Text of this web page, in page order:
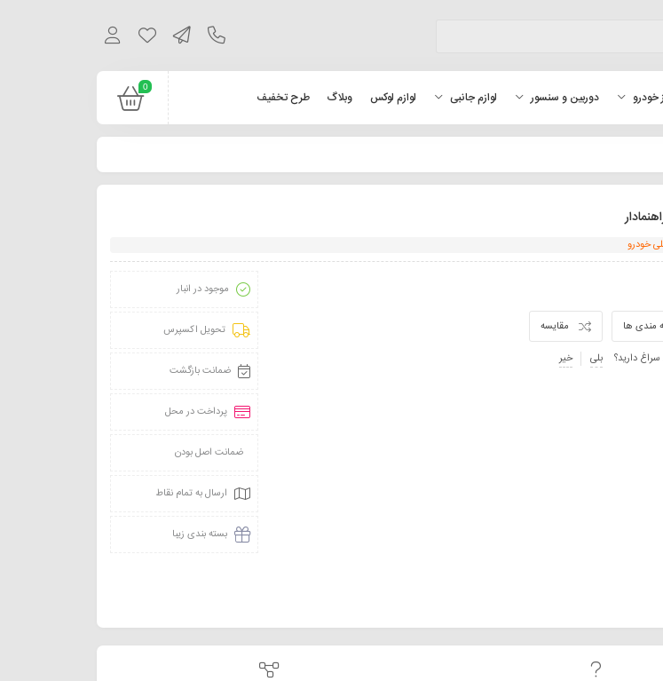
0
خودرو دوربین و سنسور لوازم جانبی لوازم لوکس وبلاگ طرح تخفیف
خودرو
مقایسه
مندی ها
دارید؟
بلی خیر
موجود در انبار
تحویل اکسپرس
ضمانت بازگشت
پرداخت در محل
ضمانت اصل بودن
ارسال به تمام نقاط
بسته بندی زیبا